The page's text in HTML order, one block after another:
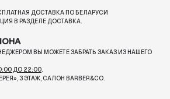
ДОСТАВКА ПО БЕЛАРУСИ
В РАЗДЕЛЕ ДОСТАВКА.
ВЫ МОЖЕТЕ ЗАБРАТЬ ЗАКАЗ ИЗ НАШЕГО
ДО 22:00.
3 ЭТАЖ, САЛОН BARBER&CO.